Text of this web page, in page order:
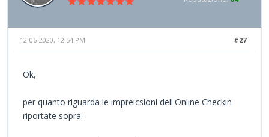
#27
12-06-2020, 12:54 PM
Ok,
per quanto riguarda le impreicsioni dell'Online Checkin
riportate sopra: